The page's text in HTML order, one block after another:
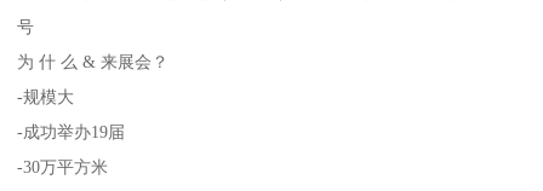
号
为 什 么 & 来展会？
-规模大
-成功举办19届
-30万平方米